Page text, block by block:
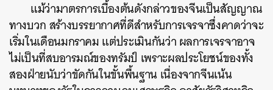
แม้ว่ามาตรการเบื้องต้นดังกล่าวของจีนเป็นสัญญาณ
ทางบวก สร้างบรรยากาศที่ดีสำหรับการเจรจาซึ่งคาดว่าจะ
เริ่มในเดือนมกราคม แต่ประเมินกันว่า ผลการเจรจาอาจ
ไม่เป็นที่สบอารมณ์ของทรัมป์ เพราะผลประโยชน์ของทั้ง
สองฝ่ายนับว่าขัดกันในขั้นพื้นฐาน เนื่องจากจีนเน้น